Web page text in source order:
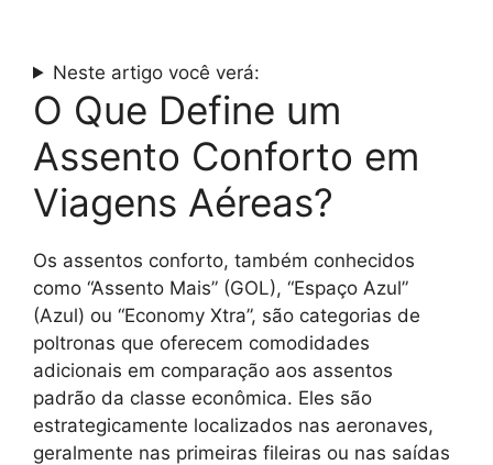
Neste artigo você verá:
O Que Define um
Assento Conforto em
Viagens Aéreas?
Os assentos conforto, também conhecidos
como “Assento Mais” (GOL), “Espaço Azul”
(Azul) ou “Economy Xtra”, são categorias de
poltronas que oferecem comodidades
adicionais em comparação aos assentos
padrão da classe econômica. Eles são
estrategicamente localizados nas aeronaves,
geralmente nas primeiras fileiras ou nas saídas